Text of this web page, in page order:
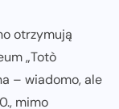
otrzymują
„Totò
– wiadomo, ale
mimo